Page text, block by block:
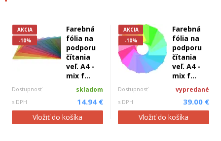
AKCIA
-10%
Farebná
fólia na
podporu
čítania
veľ. A4 -
mix f...
Dostupnosť skladom
s DPH 14.94 €
Vložiť do košíka
AKCIA
-10%
Farebná
fólia na
podporu
čítania
veľ. A4 -
mix f...
Dostupnosť vypredané
s DPH 39.00 €
Vložiť do košíka